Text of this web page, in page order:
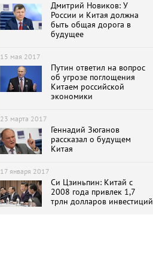
Дмитрий Новиков: У
России и Китая должна
быть общая дорога в
будущее
15 мая 2017
Путин ответил на вопрос
об угрозе поглощения
Китаем российской
экономики
23 марта 2017
Геннадий Зюганов
рассказал о будущем
Китая
17 января 2017
Си Цзиньпин: Китай с
2008 года привлек 1,7
трлн долларов инвестиций